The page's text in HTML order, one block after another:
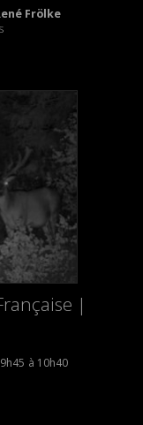
Frölke
|
9h45 10h40